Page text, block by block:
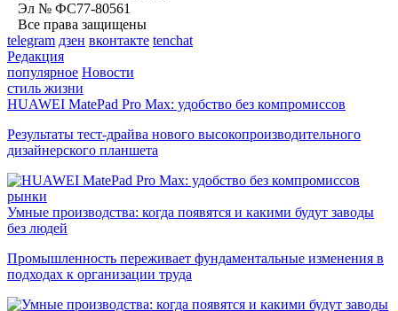
Эл № ФС77-80561
Все права защищены
telegram дзен вконтакте tenchat
Редакция
популярное Новости
стиль жизни
HUAWEI MatePad Pro Max: удобство без компромиссов
Результаты тест-драйва нового высокопроизводительного
дизайнерского планшета
рынки
Умные производства: когда появятся и какими будут заводы
без людей
Промышленность переживает фундаментальные изменения в
подходах к организации труда